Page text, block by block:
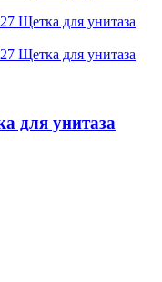
для унитаза